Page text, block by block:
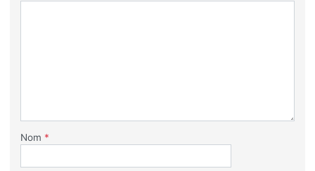
Nom *